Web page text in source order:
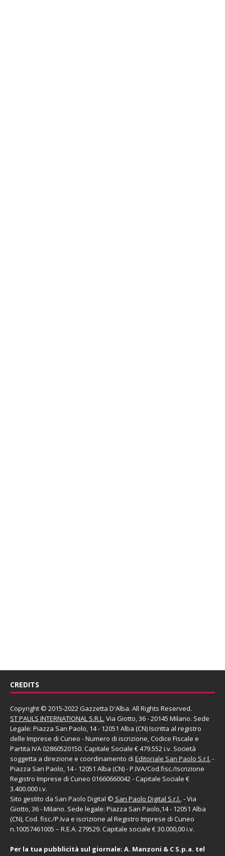
CREDITS
Copyright © 2015-2022 Gazzetta D'Alba. All Rights Reserved.
ST PAULS INTERNATIONAL S.R.L. Via Giotto, 36 - 20145 Milano. Sede
Legale: Piazza San Paolo, 14 - 12051 Alba (CN) Iscritta al registro
delle Imprese di Cuneo - Numero di iscrizione, Codice Fiscale e
Partita IVA 02860520150. Capitale Sociale € 479.552 i.v. Società
soggetta a direzione e coordinamento di Editoriale San Paolo S.r.l. -
Piazza San Paolo, 14 - 12051 Alba (CN) - P.IVA/Cod.fisc./Iscrizione
Registro Imprese di Cuneo 01660660042 - Capitale Sociale €
3.400.000 i.v.
Sito gestito da San Paolo Digital © San Paolo Digital S.r.l., - Via
Giotto, 36 - Milano. Sede legale: Piazza San Paolo,14 - 12051 Alba
(CN), Cod. fisc./P.Iva e iscrizione al Registro Imprese di Cuneo
n.10057461005 – R.E.A. 279529. Capitale sociale € 30.000,00 i.v.
Per la tua pubblicità sul giornale: A. Manzoni & C S.p.a. tel